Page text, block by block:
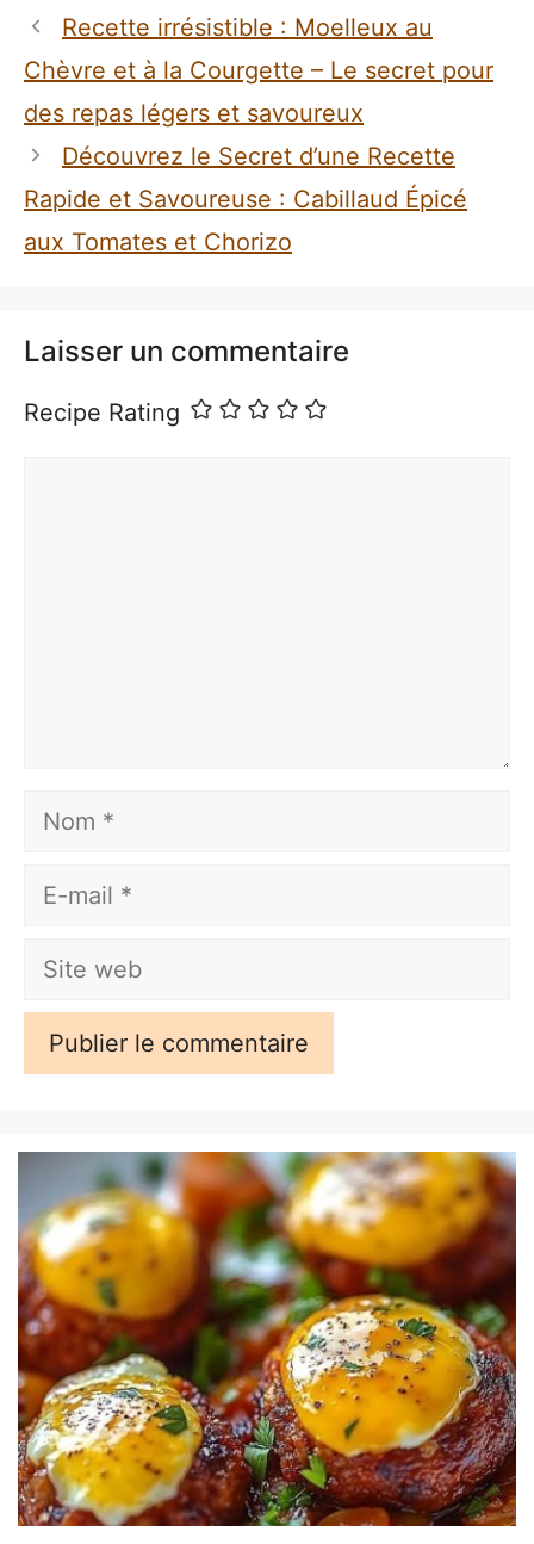
Recette irrésistible : Moelleux au
Chèvre et à la Courgette – Le secret pour
des repas légers et savoureux
Découvrez le Secret d’une Recette
Rapide et Savoureuse : Cabillaud Épicé
aux Tomates et Chorizo
Laisser un commentaire
Recipe Rating
Nom
E-
Site